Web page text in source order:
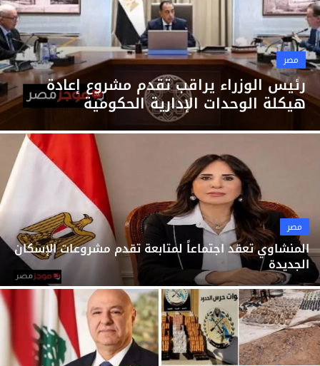
العالم
الرياضة
اقتصاد
تكنولوجيا
التعليم
منوعات
مصر
رئيس الوزراء يراقب تقدم مشروع إعادة
هيكلة الوحدات الإدارية الحكومية
مصر
المنشاوي تعقد اجتماعاً لمتابعة تقدم مشروعات الإسكان
الجديدة